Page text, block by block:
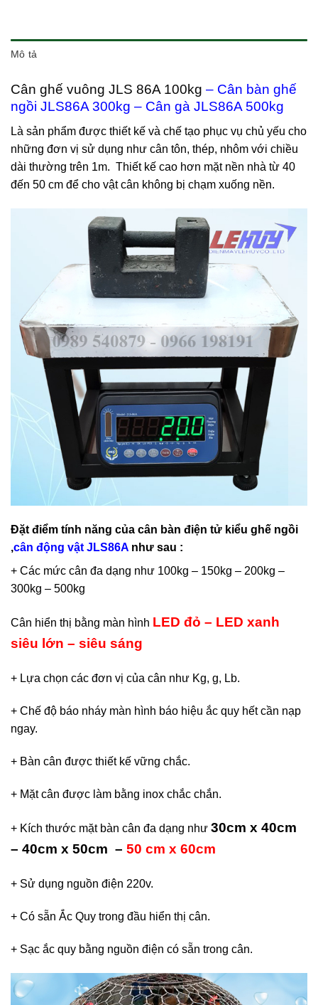
Mô tả
Cân ghế vuông JLS 86A 100kg – Cân bàn ghế
ngồi JLS86A 300kg – Cân gà JLS86A 500kg
Là sản phẩm được thiết kế và chế tạo phục vụ chủ yếu cho
những đơn vị sử dụng như cân tôn, thép, nhôm với chiều
dài thường trên 1m. Thiết kế cao hơn mặt nền nhà từ 40
đến 50 cm để cho vật cân không bị chạm xuống nền.
Đặt điểm tính năng của cân bàn điện tử kiểu ghế ngồi
,cân động vật JLS86A như sau :
+ Các mức cân đa dạng như 100kg – 150kg – 200kg –
300kg – 500kg
Cân hiển thị bằng màn hình LED đỏ – LED xanh
siêu lớn – siêu sáng
+ Lựa chọn các đơn vị của cân như Kg, g, Lb.
+ Chế độ báo nháy màn hình báo hiệu ắc quy hết cần nạp
ngay.
+ Bàn cân được thiết kế vững chắc.
+ Mặt cân được làm bằng inox chắc chắn.
+ Kích thước mặt bàn cân đa dạng như 30cm x 40cm
– 40cm x 50cm – 50 cm x 60cm
+ Sử dụng nguồn điện 220v.
+ Có sẵn Ắc Quy trong đầu hiển thị cân.
+ Sạc ắc quy bằng nguồn điện có sẵn trong cân.